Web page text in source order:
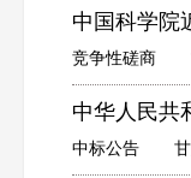
中国科学院
竞争性磋商
中华人民共
中标公告